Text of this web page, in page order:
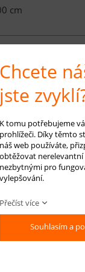
cm
info
Cosina Azurjsou
vlas s výškou 9
podobnosti vlny se
čištěním. Jsou velmi
šedá,
ÚDRŽBA:
vysávání nečistot
Chcete
jste
K tomu potřebujeme
prohlížeči. Díky těmto
náš web používáte,
obtěžovat nerelevantní
nezbytnými pro
vylepšování.
Přečíst více
Souhlasím a